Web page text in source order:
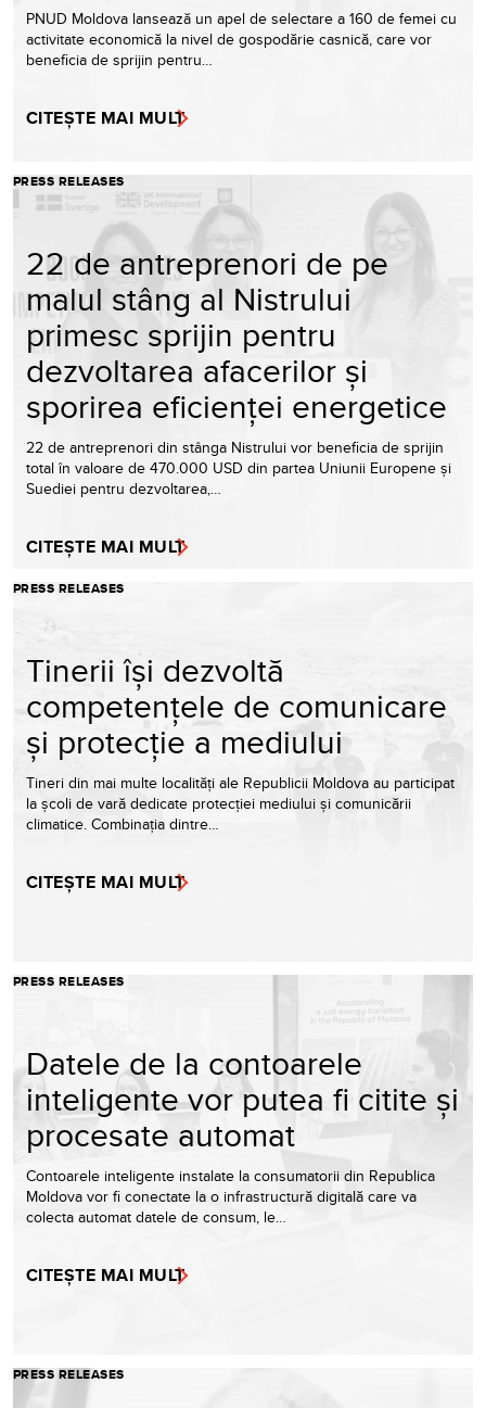
PNUD Moldova lansează un apel de selectare a 160 de femei cu
activitate economică la nivel de gospodărie casnică, care vor
beneficia de sprijin pentru…
CITEȘTE MAI MULT
PRESS RELEASES
22 de antreprenori de pe
malul stâng al Nistrului
primesc sprijin pentru
dezvoltarea afacerilor și
sporirea eficienței energetice
22 de antreprenori din stânga Nistrului vor beneficia de sprijin
total în valoare de 470.000 USD din partea Uniunii Europene și
Suediei pentru dezvoltarea,…
CITEȘTE MAI MULT
PRESS RELEASES
Tinerii își dezvoltă
competențele de comunicare
și protecție a mediului
Tineri din mai multe localități ale Republicii Moldova au participat
la școli de vară dedicate protecției mediului și comunicării
climatice. Combinația dintre…
CITEȘTE MAI MULT
PRESS RELEASES
Datele de la contoarele
inteligente vor putea fi citite și
procesate automat
Contoarele inteligente instalate la consumatorii din Republica
Moldova vor fi conectate la o infrastructură digitală care va
colecta automat datele de consum, le…
CITEȘTE MAI MULT
PRESS RELEASES